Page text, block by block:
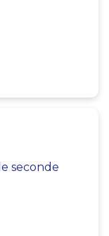
seconde